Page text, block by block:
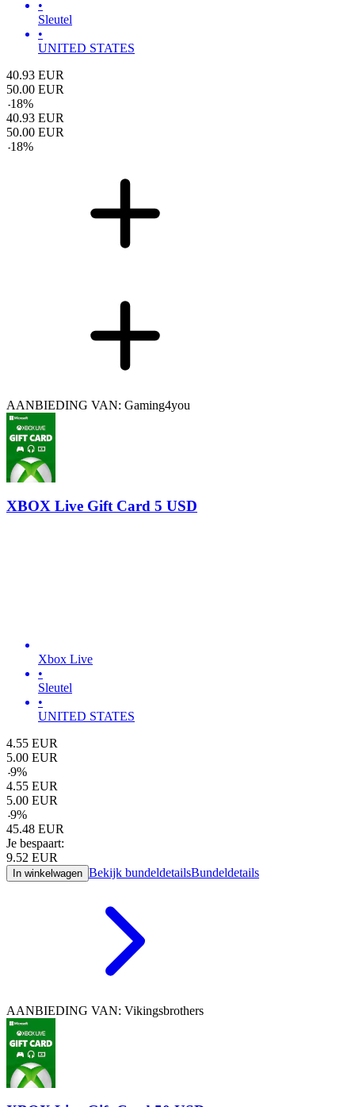
•
Sleutel
•
UNITED STATES
40.93 EUR
50.00 EUR
-18%
40.93 EUR
50.00 EUR
-18%
AANBIEDING VAN: Gaming4you
XBOX Live Gift Card 5 USD
Xbox Live
•
Sleutel
•
UNITED STATES
4.55 EUR
5.00 EUR
-9%
4.55 EUR
5.00 EUR
-9%
45.48 EUR
Je bespaart:
9.52 EUR
In winkelwagen Bekijk bundeldetailsBundeldetails
AANBIEDING VAN: Vikingsbrothers